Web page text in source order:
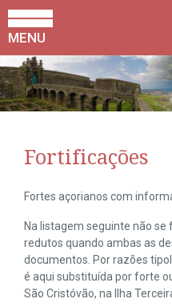
MENU
Fortificações
Fortes açorianos com
Na listagem seguinte não
redutos quando ambas as
documentos. Por razões
é aqui substituída por forte
São Cristóvão, na Ilha